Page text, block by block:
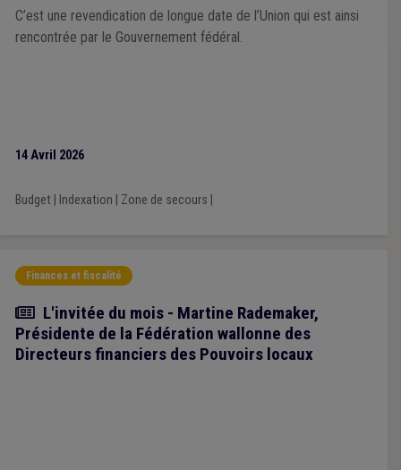
C’est une revendication de longue date de l’Union qui est ainsi
rencontrée par le Gouvernement fédéral.
14 Avril 2026
Budget| Indexation Zone de secours
Finances et fiscalité
Article
L'invitée du mois - Martine Rademaker,
Présidente de la Fédération wallonne des
Directeurs financiers des Pouvoirs locaux